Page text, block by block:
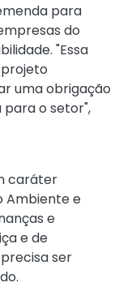
para
do
"Essa
uma obrigação
o setor",
caráter
Ambiente e
e
e de
ser